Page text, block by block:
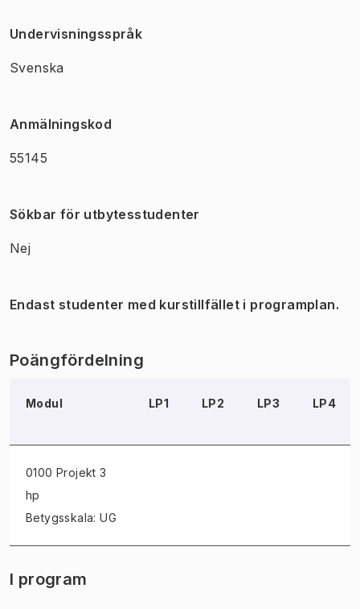
Undervisningsspråk
Svenska
Anmälningskod
55145
Sökbar för utbytesstudenter
Nej
Endast studenter med kurstillfället i programplan.
Poängfördelning
Modul LP1 LP2 LP3 LP4
0100 Projekt 3
hp
Betygsskala: UG
I program